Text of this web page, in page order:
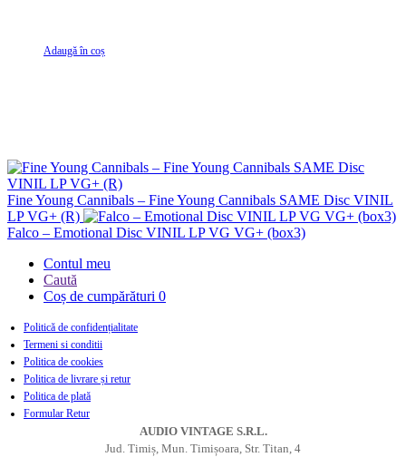
Adaugă în coș
Fine Young Cannibals – Fine Young Cannibals SAME Disc VINIL
LP VG+ (R)
Falco – Emotional Disc VINIL LP VG VG+ (box3)
Contul meu
Caută
Coș de cumpărături 0
Politică de confidențialitate
Termeni si conditii
Politica de cookies
Politica de livrare și retur
Politica de plată
Formular Retur
AUDIO VINTAGE S.R.L.
Jud. Timiș, Mun. Timișoara, Str. Titan, 4